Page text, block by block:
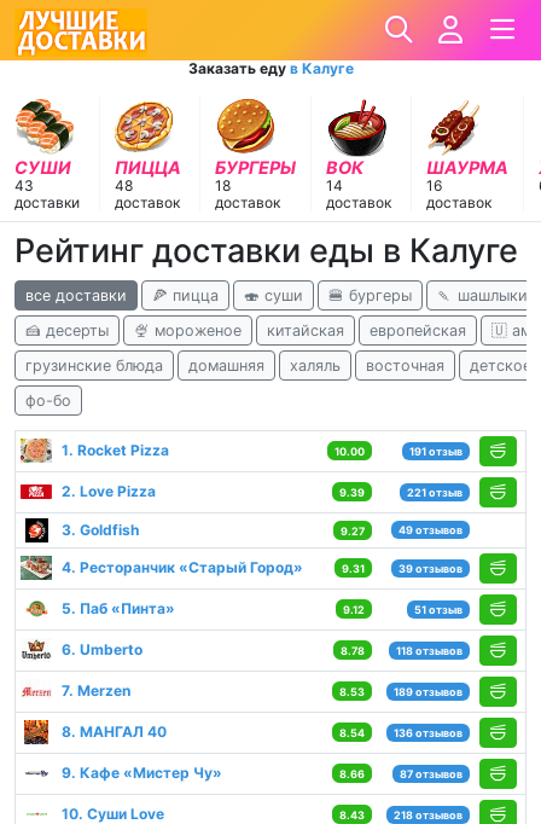
Заказать еду в Калуге
СУШИ
43
доставки
ПИЦЦА
48
доставок
БУРГЕРЫ
18
доставок
ВОК
14
доставок
ШАУРМА
16
доставок
Рейтинг доставки еды в Калуге
все доставки 🍕 пицца 🍣 суши 🍔 бургеры
🍡 шашлыки
🍰 десерты
🍨 мороженое китайская европейская
🇺
грузинские блюда
домашняя халяль восточная
детское
фо-бо
1. Rocket Pizza 10.00 191 отзыв
2. Love Pizza 9.39 221 отзыв
3. Goldfish 9.27 49 отзывов
4. Ресторанчик «Старый Город» 9.31 39 отзывов
5. Паб «Пинта» 9.12 51 отзыв
6. Umberto 8.78 118 отзывов
7. Merzen 8.53 189 отзывов
8. МАНГАЛ 40 8.54 136 отзывов
9. Кафе «Мистер Чу» 8.66 87 отзывов
10. Суши Love 8.43 218 отзывов